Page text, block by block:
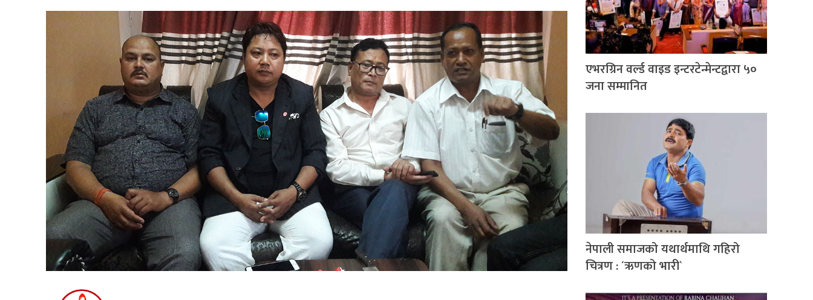
एभरग्रिन वर्ल्ड वाइड इन्टरटेन्मेन्टद्वारा ५०
जना सम्मानित
नेपाली समाजको यथार्थमाथि गहिरो
चित्रण : ´ऋणको भारी`